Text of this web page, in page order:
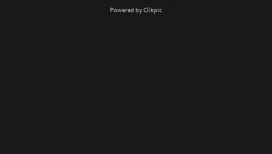
Powered byClikpic